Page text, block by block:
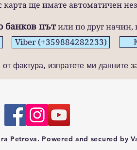
ще имате автоматичен
банков пътили по друг
Viber (+359884282233)
фактура, изпратете ми данните
Petrova. Powered and secured by